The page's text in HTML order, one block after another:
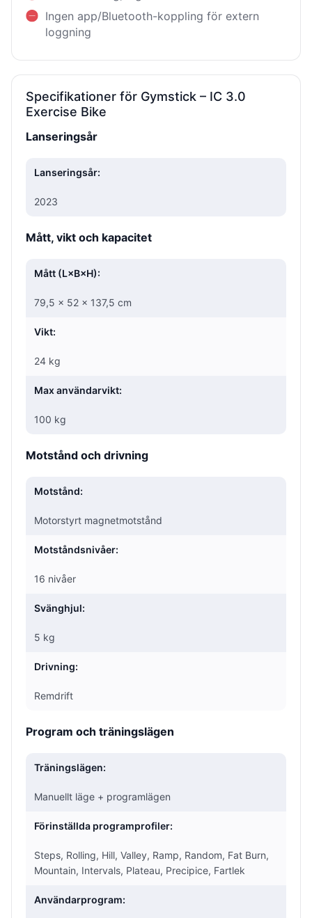
Ingen app/Bluetooth-koppling för extern
loggning
Specifikationer för Gymstick – IC 3.0
Exercise Bike
Lanseringsår
Lanseringsår:
2023
Mått, vikt och kapacitet
Mått (L×B×H):
79,5 × 52 × 137,5 cm
Vikt:
24 kg
Max användarvikt:
100 kg
Motstånd och drivning
Motstånd:
Motorstyrt magnetmotstånd
Motståndsnivåer:
16 nivåer
Svänghjul:
5 kg
Drivning:
Remdrift
Program och träningslägen
Träningslägen:
Manuellt läge + programlägen
Förinställda programprofiler:
Steps, Rolling, Hill, Valley, Ramp, Random, Fat Burn,
Mountain, Intervals, Plateau, Precipice, Fartlek
Användarprogram: